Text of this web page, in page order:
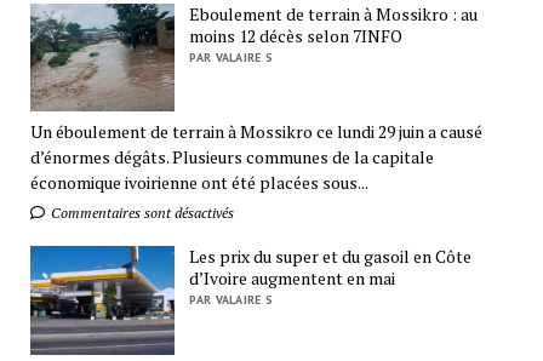
Eboulement de terrain à Mossikro : au
moins 12 décès selon 7INFO
PAR VALAIRE S
Un éboulement de terrain à Mossikro ce lundi 29 juin a causé
d’énormes dégâts. Plusieurs communes de la capitale
économique ivoirienne ont été placées sous...
Commentaires sont désactivés
Les prix du super et du gasoil en Côte
d’Ivoire augmentent en mai
PAR VALAIRE S